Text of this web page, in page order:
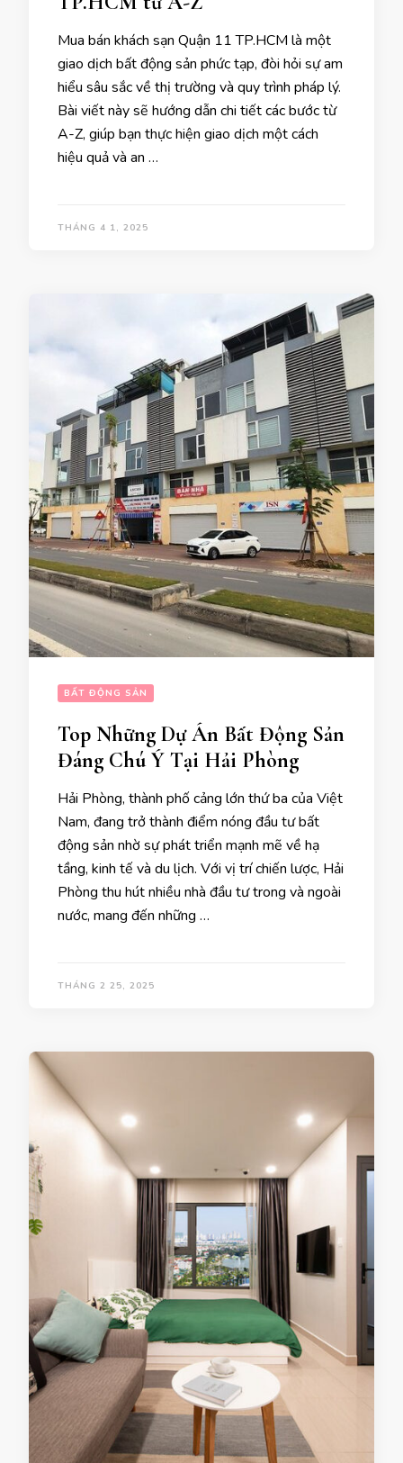
Mua bán khách sạn Quận 11 TP.HCM là một
giao dịch bất động sản phức tạp, đòi hỏi sự am
hiểu sâu sắc về thị trường và quy trình pháp lý.
Bài viết này sẽ hướng dẫn chi tiết các bước từ
A-Z, giúp bạn thực hiện giao dịch một cách
hiệu quả và an …
THÁNG 4 1, 2025
BẤT ĐỘNG SẢN
Top Những Dự Án Bất Động Sản
Đáng Chú Ý Tại Hải Phòng
Hải Phòng, thành phố cảng lớn thứ ba của Việt
Nam, đang trở thành điểm nóng đầu tư bất
động sản nhờ sự phát triển mạnh mẽ về hạ
tầng, kinh tế và du lịch. Với vị trí chiến lược, Hải
Phòng thu hút nhiều nhà đầu tư trong và ngoài
nước, mang đến những …
THÁNG 2 25, 2025